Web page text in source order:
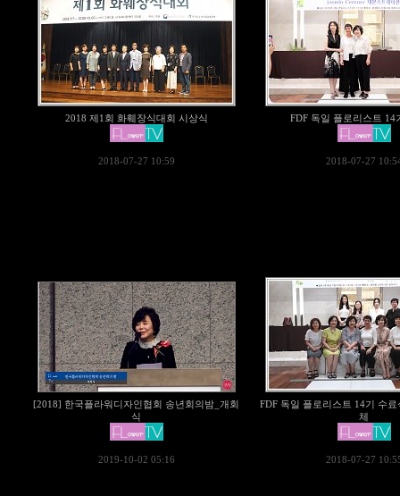
2018 제1회 화훼장식대회 시상식
2018-07-27 10:59
FDF 독일 플로리스트 14
2018-07-27
[2018] 한국플라워디자인협회 송년회의밤_개회
식
2019-10-02 05:16
FDF 독일 플로리스트 14기 수
체
2018-07-27